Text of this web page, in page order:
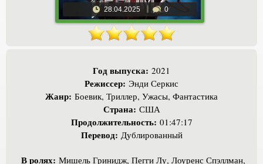
28.04.2025 0
Год выпуска: 2021
Режиссер: Энди Серкис
Жанр: Боевик, Триллер, Ужасы, Фантастика
Страна: США
Продолжительность: 01:47:17
Перевод: Дублированный
В ролях: Мишель Гринидж, Пегги Лу, Лоуренс Спэллман,